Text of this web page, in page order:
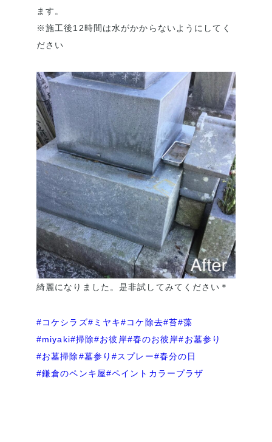
ます。
※施工後12時間は水がかからないようにしてく
ださい
綺麗になりました。是非試してみてください＊
#コケシラズ#ミヤキ#コケ除去#苔#藻
#miyaki#掃除#お彼岸#春のお彼岸#お墓参り
#お墓掃除#墓参り#スプレー#春分の日
#鎌倉のペンキ屋#ペイントカラープラザ